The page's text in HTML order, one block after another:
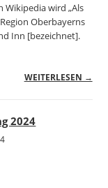
Wikipedia wird „Als
Oberbayerns
Inn [bezeichnet].
WEITERLESEN →
2024